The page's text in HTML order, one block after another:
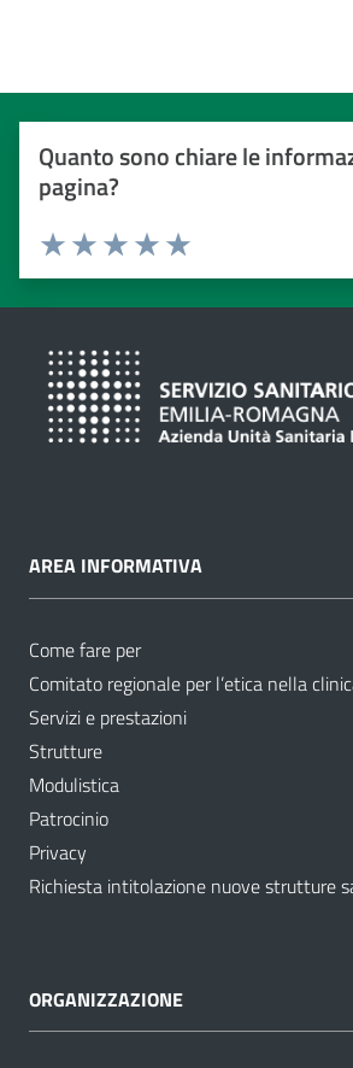
Quanto sono chiare le
pagina?
Valuta da 1 a 5 stelle
Valuta 5 stelle su 5
Valuta 4 stelle su 5
Valuta 3 stelle su 5
Valuta 2 stelle su 5
Valuta 1 stelle su 5
AREA INFORMATIVA
Come fare per
Comitato regionale per l’etica nella
Servizi e prestazioni
Strutture
Modulistica
Patrocinio
Privacy
Richiesta intitolazione nuove strutture
ORGANIZZAZIONE